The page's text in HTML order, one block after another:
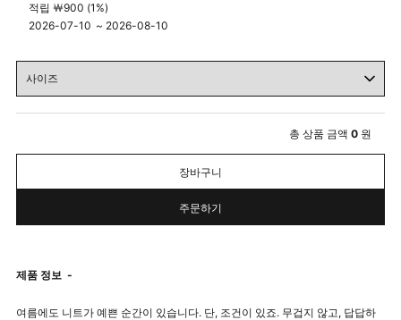
적립 ￦900 (1%)
2026-07-10 ~ 2026-08-10
총 상품 금액 0 원
장바구니
주문하기
제품 정보 -
여름에도 니트가 예쁜 순간이 있습니다. 단, 조건이 있죠. 무겁지 않고, 답답하